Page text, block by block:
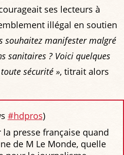
ses lecteurs à
illégal en soutien
souhaitez manifester malgré
sanitaires ? Voici quelques
sécurité », titrait alors
#hdpros)
presse française quand
de M Le Monde, quelle